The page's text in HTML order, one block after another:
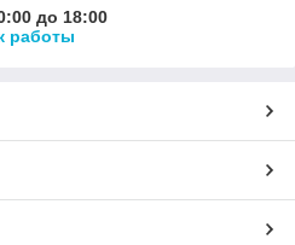
до 18:00
работы